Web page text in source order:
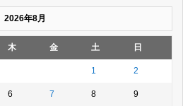
2026年8月
木 金 土 日
1 2
6 7 8 9